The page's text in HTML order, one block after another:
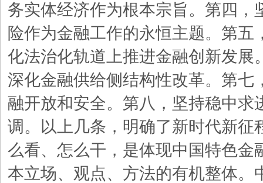
务实体经济作为根本宗旨。第四，
险作为金融工作的永恒主题。第五
化法治化轨道上推进金融创新发展
深化金融供给侧结构性改革。第七
融开放和安全。第八，坚持稳中求
调。以上几条，明确了新时代新征
么看、怎么干，是体现中国特色金
本立场、观点、方法的有机整体。